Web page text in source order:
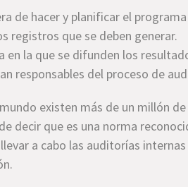
de hacer y planificar el
registros que se deben generar.
en la que se difunden los
responsables del proceso de
existen más de un millón
decir que es una norma
a cabo las auditorías